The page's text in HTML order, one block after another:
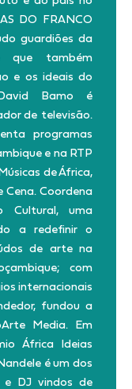
DO FRANCO
guardiões da
que também
e os ideais do
Bamo é
de televisão.
programas
e na RTP
de África,
Cena. Coordena
Cultural, uma
a redefinir o
de arte na
com
internacionais
fundou a
Media. Em
África Ideias
é um dos
e DJ vindos de